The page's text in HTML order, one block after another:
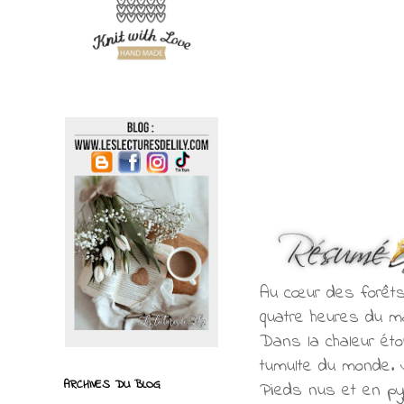
Au cœur des forêts
quatre heures du
Dans la chaleur
tumulte du monde.
Pieds nus et en
ARCHIVES DU BLOG